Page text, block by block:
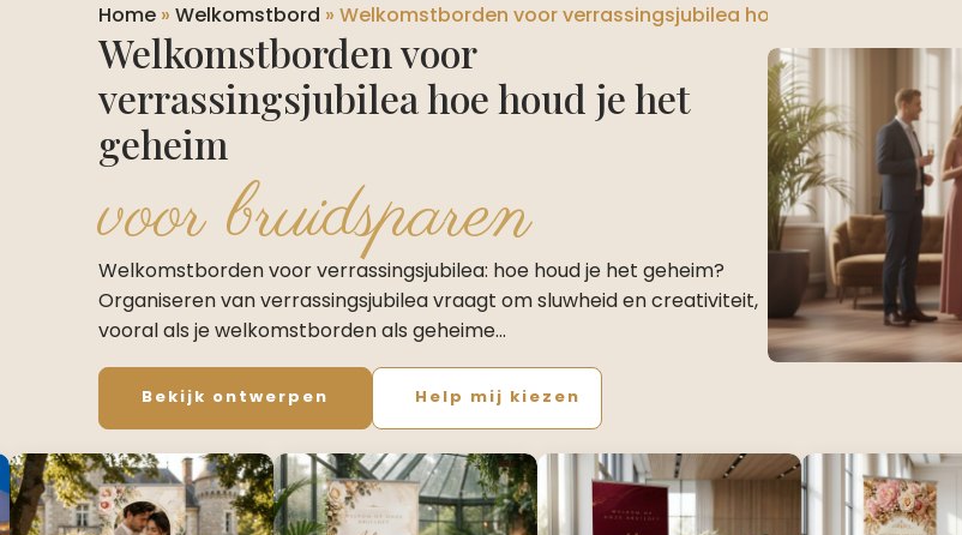
Home » Welkomstbord » Welkomstborden voor verrassingsjubilea hoe houd je het geheim
Welkomstborden voor
verrassingsjubilea hoe houd je het
geheim
voor bruidsparen
Welkomstborden voor verrassingsjubilea: hoe houd je het geheim?
Organiseren van verrassingsjubilea vraagt om sluwheid en creativiteit,
vooral als je welkomstborden als geheime…
Bekijk ontwerpen Help mij kiezen